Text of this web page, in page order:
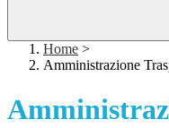
Home >
Amministrazione